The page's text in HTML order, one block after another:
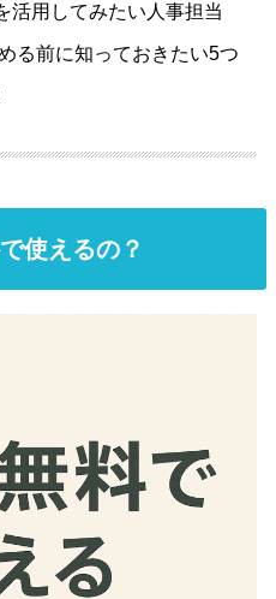
活用してみたい人事担当
る前に知っておきたい5つ
使えるの？